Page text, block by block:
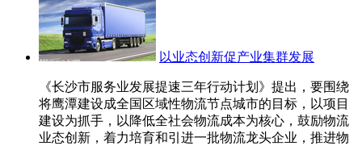
以业态创新促产业集群发展
《长沙市服务业发展提速三年行动计划》提出，要围绕
将鹰潭建设成全国区域性物流节点城市的目标，以项目
建设为抓手，以降低全社会物流成本为核心，鼓励物流
业态创新，着力培育和引进一批物流龙头企业，推进物